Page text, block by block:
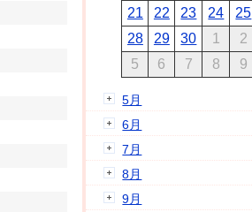
21
22 23 24 25
28
29 30 1 2
5
6 7 8 9
5月
6月
7月
8月
9月